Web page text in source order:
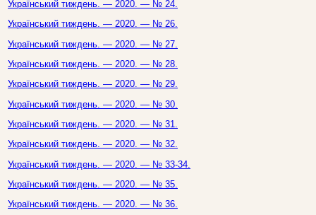
Український тиждень. — 2020. — № 24.
Український тиждень. — 2020. — № 26.
Український тиждень. — 2020. — № 27.
Український тиждень. — 2020. — № 28.
Український тиждень. — 2020. — № 29.
Український тиждень. — 2020. — № 30.
Український тиждень. — 2020. — № 31.
Український тиждень. — 2020. — № 32.
Український тиждень. — 2020. — № 33-34.
Український тиждень. — 2020. — № 35.
Український тиждень. — 2020. — № 36.